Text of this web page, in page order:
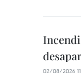
02/08/2026